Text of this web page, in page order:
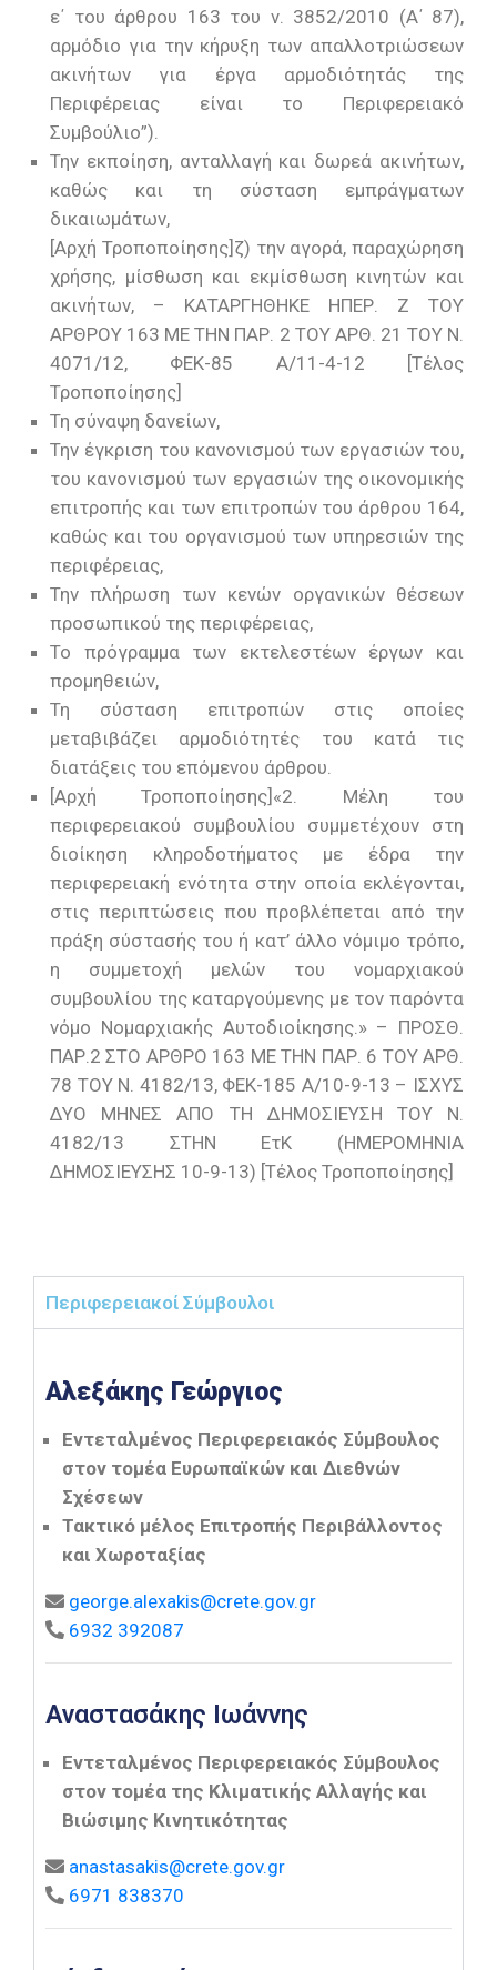
ε΄ του άρθρου 163 του ν. 3852/2010 (Α΄ 87),
αρμόδιο για την κήρυξη των απαλλοτριώσεων
ακινήτων για έργα αρμοδιότητάς της
Περιφέρειας είναι το Περιφερειακό
Συμβούλιο”).
Την εκποίηση, ανταλλαγή και δωρεά ακινήτων,
καθώς και τη σύσταση εμπράγματων
δικαιωμάτων,
[Αρχή Τροποποίησης]ζ) την αγορά, παραχώρηση
χρήσης, μίσθωση και εκμίσθωση κινητών και
ακινήτων, – ΚΑΤΑΡΓΗΘΗΚΕ ΗΠΕΡ. Ζ ΤΟΥ
ΑΡΘΡΟΥ 163 ΜΕ ΤΗΝ ΠΑΡ. 2 ΤΟΥ ΑΡΘ. 21 ΤΟΥ Ν.
4071/12, ΦΕΚ-85 Α/11-4-12 [Τέλος
Τροποποίησης]
Τη σύναψη δανείων,
Την έγκριση του κανονισμού των εργασιών του,
του κανονισμού των εργασιών της οικονομικής
επιτροπής και των επιτροπών του άρθρου 164,
καθώς και του οργανισμού των υπηρεσιών της
περιφέρειας,
Την πλήρωση των κενών οργανικών θέσεων
προσωπικού της περιφέρειας,
Το πρόγραμμα των εκτελεστέων έργων και
προμηθειών,
Τη σύσταση επιτροπών στις οποίες
μεταβιβάζει αρμοδιότητές του κατά τις
διατάξεις του επόμενου άρθρου.
[Αρχή Τροποποίησης]«2. Μέλη του
περιφερειακού συμβουλίου συμμετέχουν στη
διοίκηση κληροδοτήματος με έδρα την
περιφερειακή ενότητα στην οποία εκλέγονται,
στις περιπτώσεις που προβλέπεται από την
πράξη σύστασής του ή κατ’ άλλο νόμιμο τρόπο,
η συμμετοχή μελών του νομαρχιακού
συμβουλίου της καταργούμενης με τον παρόντα
νόμο Νομαρχιακής Αυτοδιοίκησης.» – ΠΡΟΣΘ.
ΠΑΡ.2 ΣΤΟ ΑΡΘΡΟ 163 ΜΕ ΤΗΝ ΠΑΡ. 6 ΤΟΥ ΑΡΘ.
78 ΤΟΥ Ν. 4182/13, ΦΕΚ-185 Α/10-9-13 – ΙΣΧΥΣ
ΔΥΟ ΜΗΝΕΣ ΑΠΟ ΤΗ ΔΗΜΟΣΙΕΥΣΗ ΤΟΥ Ν.
4182/13 ΣΤΗΝ ΕτΚ (ΗΜΕΡΟΜΗΝΙΑ
ΔΗΜΟΣΙΕΥΣΗΣ 10-9-13) [Τέλος Τροποποίησης]
Περιφερειακοί Σύμβουλοι
Αλεξάκης Γεώργιος
Εντεταλμένος Περιφερειακός Σύμβουλος
στον τομέα Ευρωπαϊκών και Διεθνών
Σχέσεων
Τακτικό μέλος Επιτροπής Περιβάλλοντος
και Χωροταξίας
george.alexakis@crete.gov.gr
6932 392087
Αναστασάκης Ιωάννης
Εντεταλμένος Περιφερειακός Σύμβουλος
στον τομέα της Κλιματικής Αλλαγής και
Βιώσιμης Κινητικότητας
anastasakis@crete.gov.gr
6971 838370